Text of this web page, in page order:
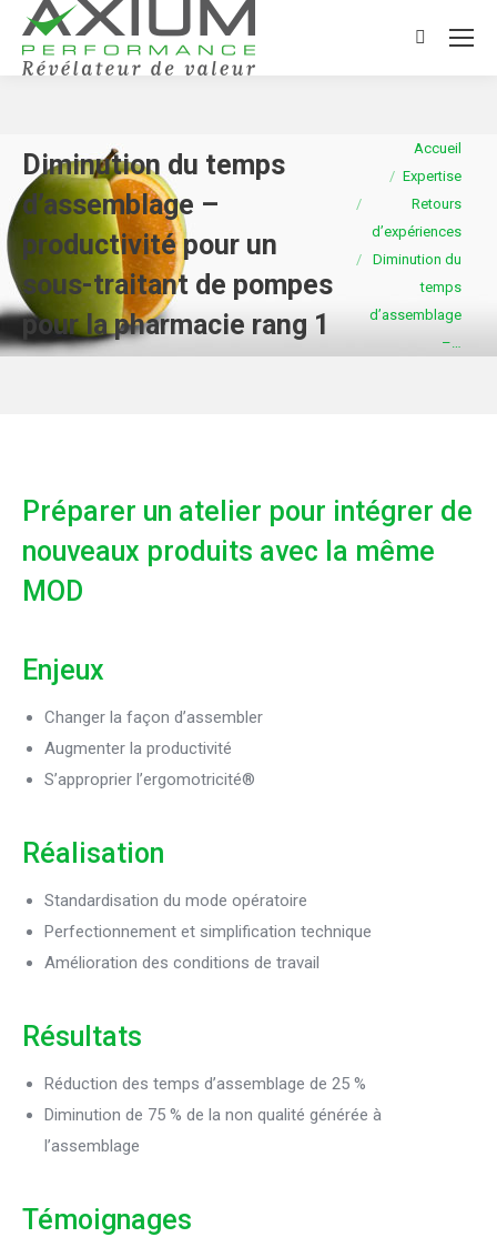
Search:
Diminution du temps
d’assemblage –
productivité pour un
sous-traitant de pompes
pour la pharmacie rang 1
Vous êtes ici :Accueil
Expertise
Retours
d’expériences
Diminution du
temps
d’assemblage
–…
Préparer un atelier pour intégrer de
nouveaux produits avec la même
MOD
Enjeux
Changer la façon d’assembler
Augmenter la productivité
S’approprier l’ergomotricité®
Réalisation
Standardisation du mode opératoire
Perfectionnement et simplification technique
Amélioration des conditions de travail
Résultats
Réduction des temps d’assemblage de 25 %
Diminution de 75 % de la non qualité générée à
l’assemblage
Témoignages